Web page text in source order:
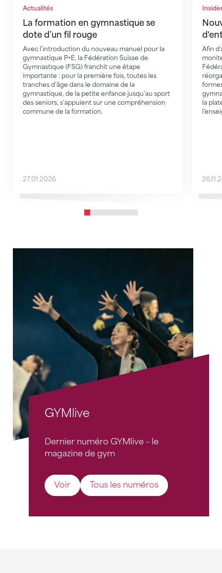
Actualités
La formation en gymnastique se
dote d’un fil rouge
Avec l’introduction du nouveau manuel pour la
gymnastique P+E, la Fédération Suisse de
Gymnastique (FSG) franchit une étape
importante : pour la première fois, toutes les
tranches d’âge dans le domaine de la
gymnastique, de la petite enfance jusqu’au sport
des seniors, s’appuient sur une compréhension
commune de la formation.
27.01.2026
Afin
la
GYMlive
Dernier numéro GYMlive – le
magazine de gym
Voir Tous les numéros